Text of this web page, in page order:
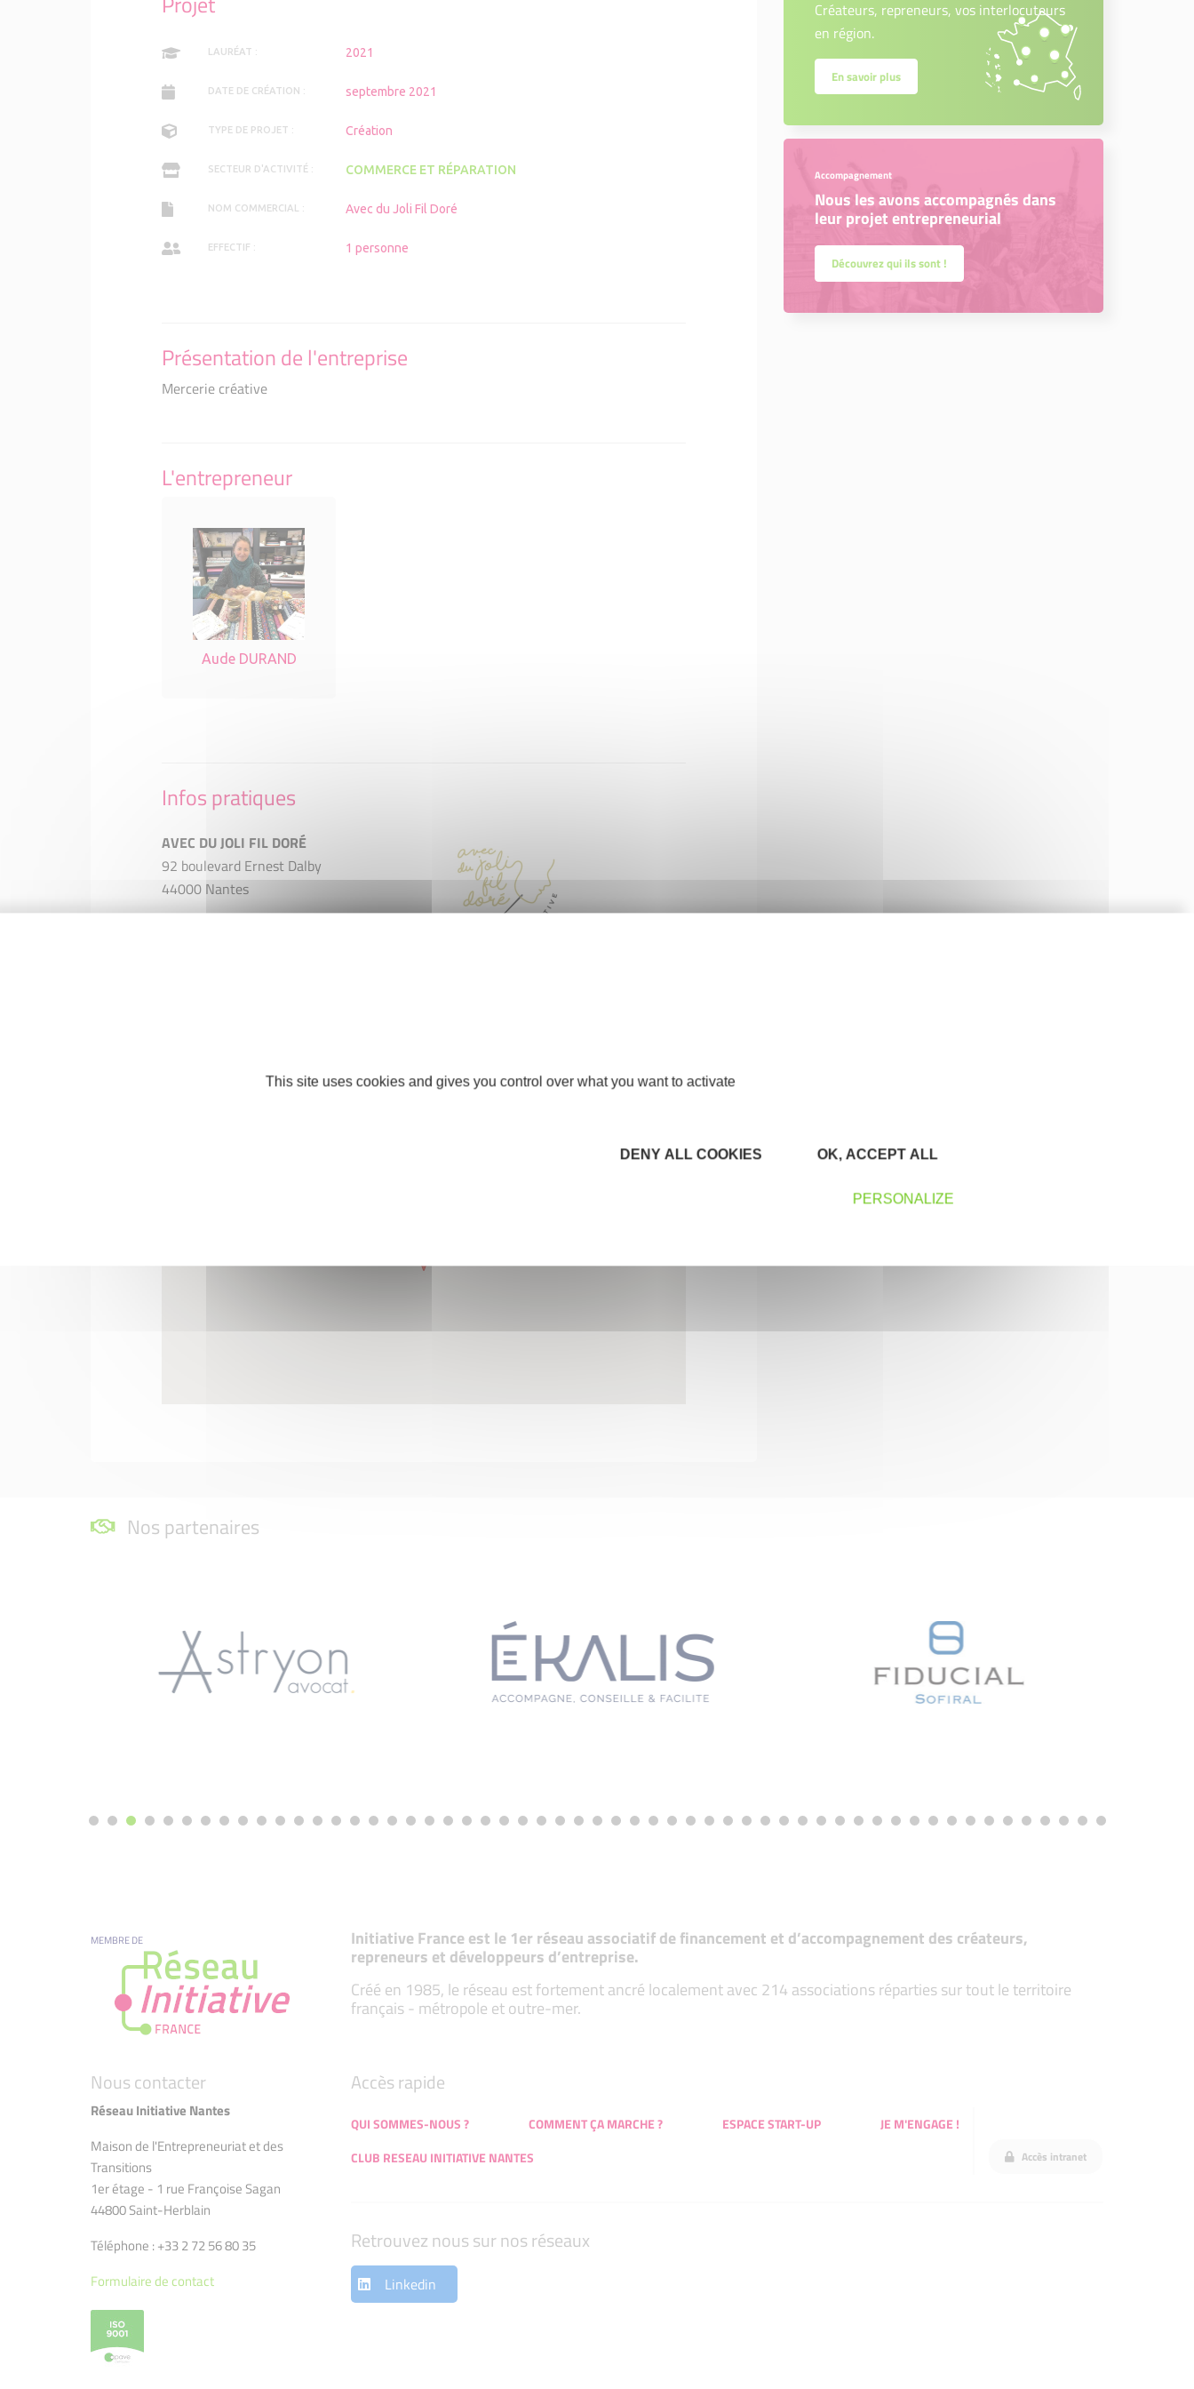
LAURÉAT : 2021
DATE DE CRÉATION : septembre 2021
TYPE DE PROJET : Création
SECTEUR D'ACTIVITÉ : COMMERCE ET RÉPARATION
NOM COMMERCIAL : Avec du Joli Fil Doré
EFFECTIF : 1 personne
Présentation de l'entreprise
Mercerie créative
L'entrepreneur
Aude DURAND
Infos pratiques
AVEC DU JOLI FIL DORÉ
92 boulevard Ernest Dalby
44000 Nantes
Créateurs, repreneurs, vos interlocuteurs
en région.
En savoir plus
Accompagnement
Nous les avons accompagnés dans
leur projet entrepreneurial
Découvrez qui ils sont !
Nos partenaires
MEMBRE DE Initiative France est le 1er réseau associatif de financement et d’accompagnement des créateurs,
repreneurs et développeurs d’entreprise.
Créé en 1985, le réseau est fortement ancré localement avec 214 associations réparties sur tout le territoire
français - métropole et outre-mer.
Nous contacter
Réseau Initiative Nantes
Maison de l'Entrepreneuriat et des
Transitions
1er étage - 1 rue Françoise Sagan
44800 Saint-Herblain
Téléphone : +33 2 72 56 80 35
Formulaire de contact
Accès rapide
QUI SOMMES-NOUS ? COMMENT ÇA MARCHE ? ESPACE START-UP
JE M'ENGAGE !
CLUB RESEAU INITIATIVE NANTES
Accès intranet
Retrouvez nous sur nos réseaux
Linkedin
This site uses cookies and gives you control over what you want to activate
OK, ACCEPT ALL
DENY ALL COOKIES
PERSONALIZE